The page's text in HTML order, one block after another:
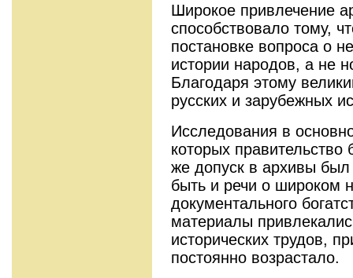
Широкое привлечение
способствовало тому,
постановке вопроса о
истории народов, а не
Благодаря этому
русских и зарубежных
Исследования в
которых
же допуск в архивы был
быть и речи о широком
документального
материалы
исторических трудов,
постоянно возрастало.